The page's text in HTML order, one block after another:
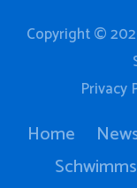
Copyright ©
Privacy
Home